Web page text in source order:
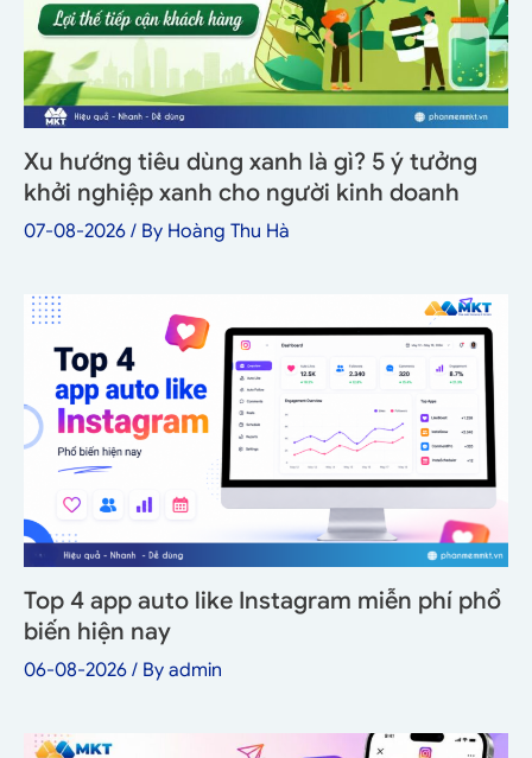
Xu hướng tiêu dùng xanh là gì? 5 ý tưởng
khởi nghiệp xanh cho người kinh doanh
07-08-2026 / By Hoàng Thu Hà
Top 4 app auto like Instagram miễn phí phổ
biến hiện nay
06-08-2026 / By admin